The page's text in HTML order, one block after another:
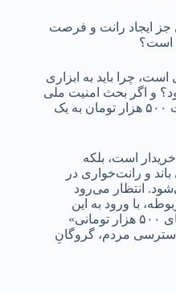
جز ایجاد رانت و فرصت
است؟
چرا باید به ابزاری
و اگر بحث امنیت ملی
مطرح است، چطور امنیت با پرداخت ۵۰۰ هزار تومان به یک
است، بلکه
و رانت‌خواری در
انتظار می‌رود
با ورود به این
پرونده، به این سیرک «فروش وای‌فای ۵۰۰ هزار تومانی»
دسترسی مردم، گروگانِ